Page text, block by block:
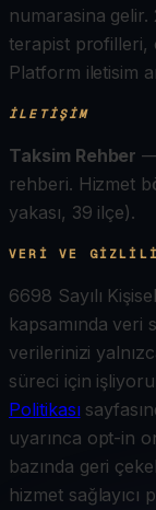
numarasina
terapist profilleri,
Platform iletisim
İLETIŞIM
Taksim Rehber —
rehberi. Hizmet
yakası, 39 ilçe).
VERI VE
6698 Sayılı
kapsamında veri
verilerinizi
süreci için
Politikası
uyarınca opt-in
bazında geri
hizmet sağlayıcı